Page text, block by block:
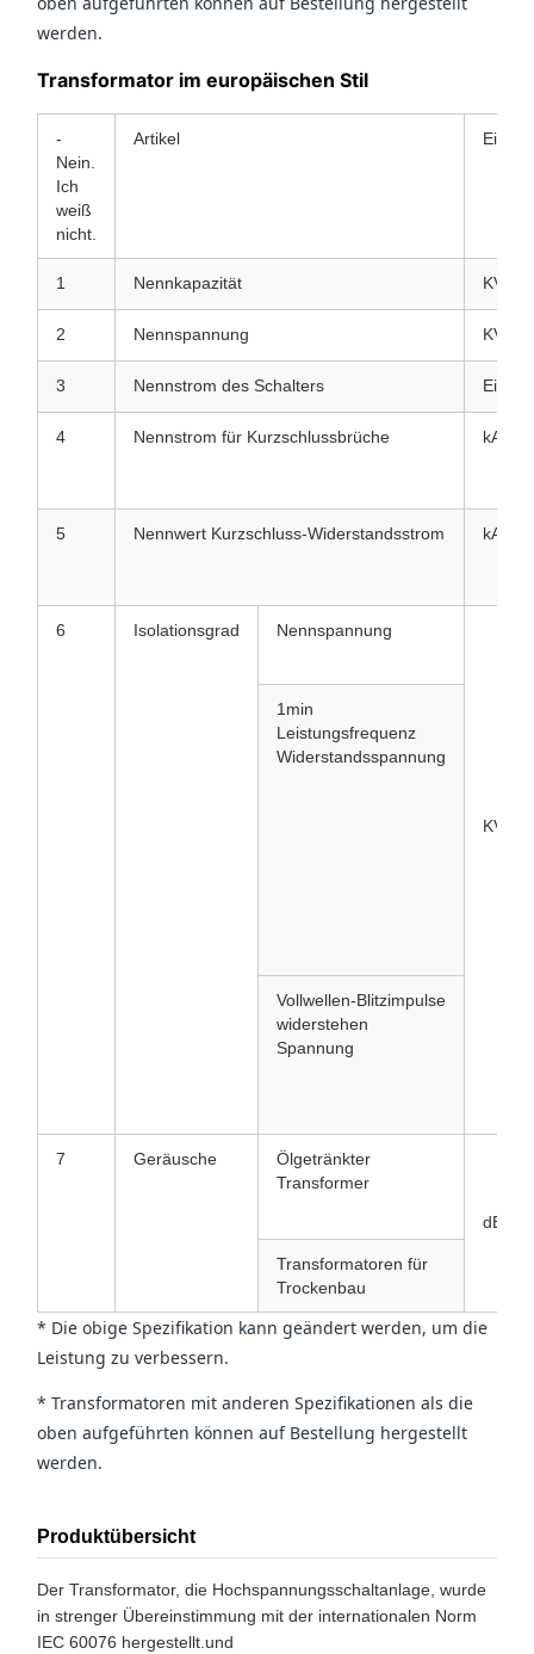
werden.
Transformator im europäischen Stil
-
Nein.
Ich
weiß
nicht.
Artikel Einheit
1 Nennkapazität KVA
2 Nennspannung KVA
3 Nennstrom des Schalters Eine
4 Nennstrom für Kurzschlussbrüche kA
5 Nennwert Kurzschluss-Widerstandsstrom kA/s
6 Isolationsgrad Nennspannung
KV
1min
Leistungsfrequenz
Widerstandsspannung
Vollwellen-Blitzimpulse
widerstehen
Spannung
7 Geräusche
Ölgetränkter
Transformer
dB
Transformatoren für
Trockenbau
* Die obige Spezifikation kann geändert werden, um die
Leistung zu verbessern.
* Transformatoren mit anderen Spezifikationen als die
oben aufgeführten können auf Bestellung hergestellt
werden.
Produktübersicht
Der Transformator, die Hochspannungsschaltanlage, wurde
in strenger Übereinstimmung mit der internationalen Norm
IEC 60076 hergestellt.und